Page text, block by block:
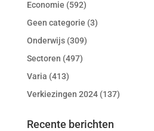
Economie (592)
Geen categorie (3)
Onderwijs(309)
Sectoren (497)
Varia (413)
Verkiezingen 2024(137)
Recente berichten